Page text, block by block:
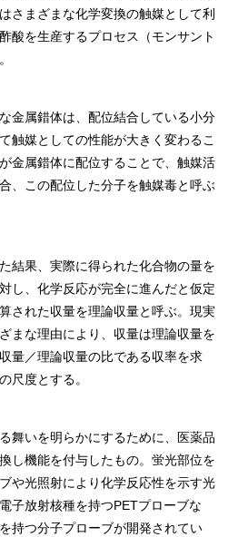
さまざまな化学変換の触媒として利
酸を生産するプロセス（モンサント
金属錯体は、配位結合している小分
触媒としての性能が大きく変わるこ
金属錯体に配位することで、触媒活
、この配位した分子を触媒毒と呼ぶ
結果、実際に得られた化合物の量を
し、化学反応が完全に進んだと仮定
された収量を理論収量と呼ぶ。現実
まな理由により、収量は理論収量を
量／理論収量の比である収率を求
尺度とする。
舞いを明らかにするために、医薬品
し機能を付与したもの。蛍光部位を
や光照射により化学反応性を示す光
子放射核種を持つPETプローブな
持つ分子プローブが開発されてい